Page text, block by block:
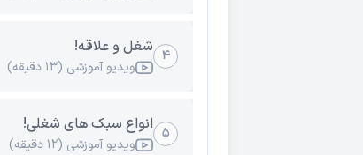
۴ شغل و علاقه!
ویدیو آموزشی (۱۳ دقیقه)
۵ انواع سبک های شغلی!
ویدیو آموزشی (۱۲ دقیقه)